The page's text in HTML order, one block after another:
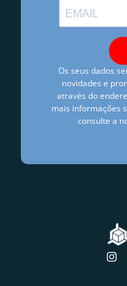
Os seus dados
novidades e
através do
mais informações
consulte a